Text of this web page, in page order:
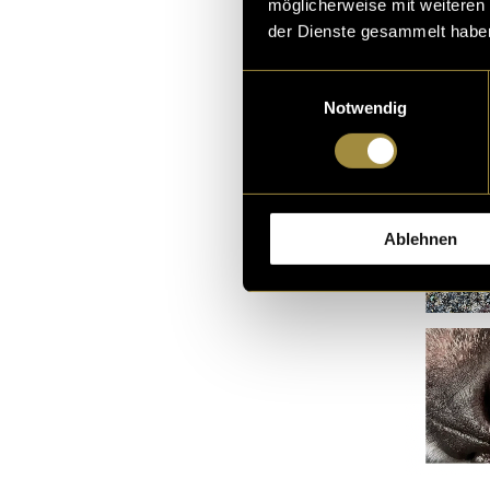
möglicherweise mit
der Dienste gesammelt
Notwendig
Ablehnen
sie gefunden
und haben